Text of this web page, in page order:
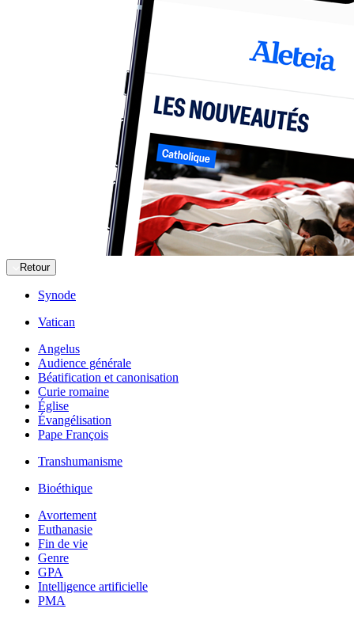
Retour
Synode
Vatican
Angelus
Audience générale
Béatification et canonisation
Curie romaine
Église
Évangélisation
Pape François
Transhumanisme
Bioéthique
Avortement
Euthanasie
Fin de vie
Genre
GPA
Intelligence artificielle
PMA